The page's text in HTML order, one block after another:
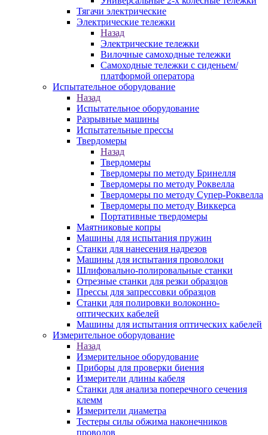
Тягачи электрические
Электрические тележки
Назад
Электрические тележки
Вилочные самоходные тележки
Самоходные тележки с сиденьем/
платформой оператора
Испытательное оборудование
Назад
Испытательное оборудование
Разрывные машины
Испытательные прессы
Твердомеры
Назад
Твердомеры
Твердомеры по методу Бринелля
Твердомеры по методу Роквелла
Твердомеры по методу Супер-Роквелла
Твердомеры по методу Виккерса
Портативные твердомеры
Маятниковые копры
Машины для испытания пружин
Станки для нанесения надрезов
Машины для испытания проволоки
Шлифовально-полировальные станки
Отрезные станки для резки образцов
Прессы для запрессовки образцов
Станки для полировки волоконно-
оптических кабелей
Машины для испытания оптических кабелей
Измерительное оборудование
Назад
Измерительное оборудование
Приборы для проверки биения
Измерители длины кабеля
Станки для анализа поперечного сечения
клемм
Измерители диаметра
Тестеры силы обжима наконечников
проводов